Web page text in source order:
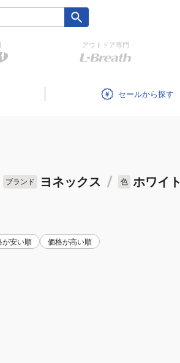
アウトドア専門
セール
ブランド ヨネックス / 色 ホワイト
が安い順 価格が高い順